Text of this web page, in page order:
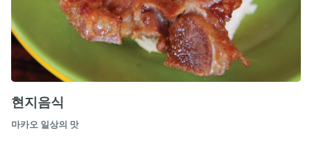
현지음식
마카오 일상의 맛